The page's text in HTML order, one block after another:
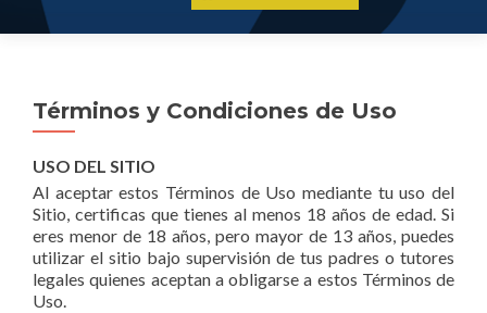
Términos y Condiciones de Uso
USO DEL SITIO
Al aceptar estos Términos de Uso mediante tu uso del
Sitio, certificas que tienes al menos 18 años de edad. Si
eres menor de 18 años, pero mayor de 13 años, puedes
utilizar el sitio bajo supervisión de tus padres o tutores
legales quienes aceptan a obligarse a estos Términos de
Uso.